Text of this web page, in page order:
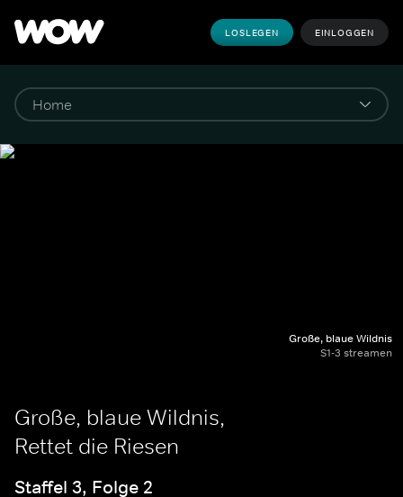
LOSLEGEN EINLOGGEN
Große, blaue Wildnis
S1-3 streamen
Große, blaue Wildnis,
Rettet die Riesen
Staffel 3, Folge 2